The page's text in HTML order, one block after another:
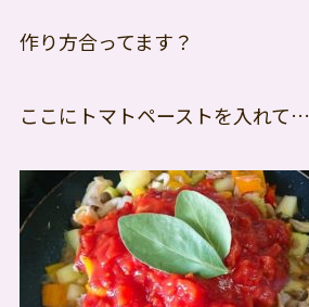
作り方合ってます？
ここにトマトペーストを入れて…